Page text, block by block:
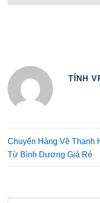
TÍNH
Chuyển Hàng Về Thanh
Từ Bình Dương Giá Rẻ